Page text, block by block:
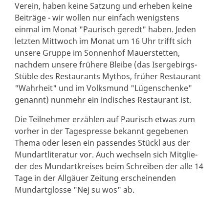
Verein, haben keine Satzung und erheben keine
Beiträge - wir wollen nur einfach wenigstens
einmal im Monat "Paurisch geredt" haben. Jeden
letzten Mittwoch im Monat um 16 Uhr trifft sich
unsere Gruppe im Sonnenhof Mauerstetten,
nachdem unsere frühere Bleibe (das Isergebirgs-
Stüble des Restaurants Mythos, früher Restaurant
"Wahr­heit" und im Volksmund "Lügenschenke"
genannt) nunmehr ein indisches Restaurant ist.
Die Teilnehmer erzählen auf Paurisch etwas zum
vorher in der Tagespresse bekannt gegebenen
Thema oder lesen ein passendes Stückl aus der
Mundartliteratur vor. Auch wechseln sich Mit­glie­
der des Mundart­kreises beim Schreiben der alle 14
Tage in der Allgäuer Zeitung erscheinenden
Mundart­glosse "Nej su wos" ab.